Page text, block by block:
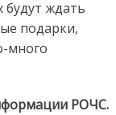
будут ждать
подарки,
много
РОЧС.